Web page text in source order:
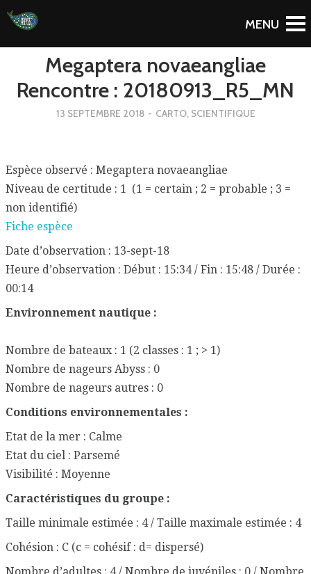
To Blog
Megaptera novaeangliae
Rencontre : 20180913_R5_MN
13 SEPTEMBRE 2018 - CARTO, SCIENTIFIQUE
Espèce observé : Megaptera novaeangliae
Niveau de certitude : 1 (1 = certain ; 2 = probable ; 3 =
non identifié)
Fiche espèce
Date d’observation : 13-sept-18
Heure d’observation : Début : 15:34 / Fin : 15:48 / Durée :
00:14
Environnement nautique :
Nombre de bateaux : 1 (2 classes : 1 ; > 1)
Nombre de nageurs Abyss : 0
Nombre de nageurs autres : 0
Conditions environnementales :
Etat de la mer : Calme
Etat du ciel : Parsemé
Visibilité : Moyenne
Caractéristiques du groupe :
Taille minimale estimée : 4 / Taille maximale estimée : 4
Cohésion : C (c = cohésif : d= dispersé)